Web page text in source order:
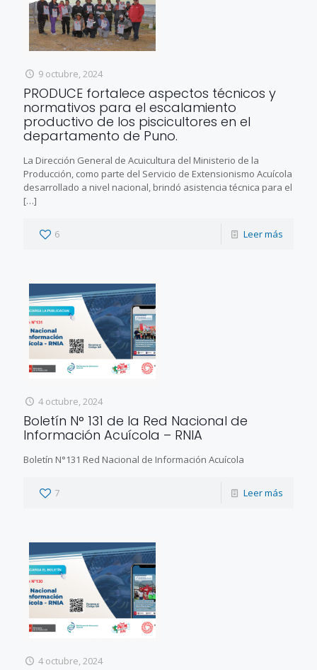
9 octubre, 2024
PRODUCE fortalece aspectos técnicos y
normativos para el escalamiento
productivo de los piscicultores en el
departamento de Puno.
La Dirección General de Acuicultura del Ministerio de la
Producción, como parte del Servicio de Extensionismo Acuícola
desarrollado a nivel nacional, brindó asistencia técnica para el
[…]
6 Leer más
4 octubre, 2024
Boletín N° 131 de la Red Nacional de
Información Acuícola – RNIA
Boletín N°131 Red Nacional de Información Acuícola
7 Leer más
4 octubre, 2024